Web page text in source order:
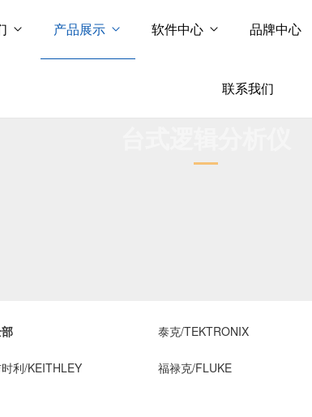
产品展示 软件中心 品牌中心
联系我们
泰克/TEKTRONIX
利/KEITHLEY 福禄克/FLUKE